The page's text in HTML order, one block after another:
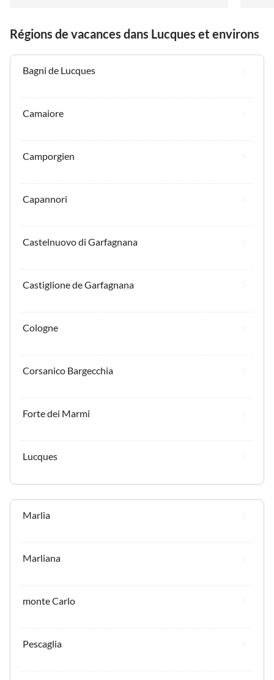
Régions de vacances dans Lucques et environs
Bagni de Lucques
Camaiore
Camporgien
Capannori
Castelnuovo di Garfagnana
Castiglione de Garfagnana
Cologne
Corsanico Bargecchia
Forte dei Marmi
Lucques
Marlia
Marliana
monte Carlo
Pescaglia